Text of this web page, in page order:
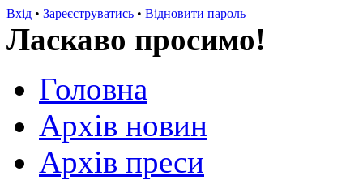
Вхід • Зареєструватись • Відновити пароль
Ласкаво просимо!
Головна
Архів новин
Архів преси